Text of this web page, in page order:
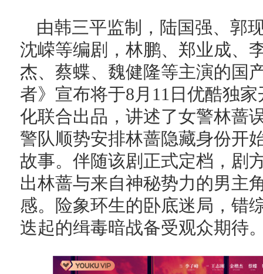
由韩三平监制，陆国强、郭
沈嵘等编剧，林鹏、郑业成、
杰、蔡蝶、魏健隆等主演的国
者》宣布将于8月11日优酷独
化联合出品，讲述了女警林蔷
警队顺势安排林蔷隐藏身份开
故事。伴随该剧正式定档，剧
出林蔷与来自神秘势力的男主
感。险象环生的卧底迷局，错
迭起的缉毒暗战备受观众期待